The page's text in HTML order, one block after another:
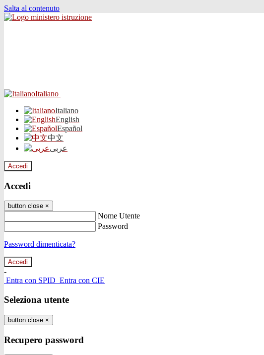
Salta al contenuto
Italiano
Italiano
English
Español
中文
عربى
Accedi
Accedi
button close ×
Nome Utente
Password
Password dimenticata?
-
Entra con SPID Entra con CIE
Seleziona utente
button close ×
Recupero password